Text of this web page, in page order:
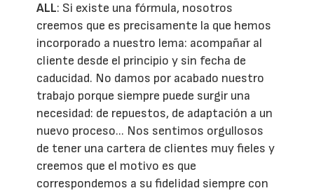
ALL: Si existe una fórmula, nosotros
creemos que es precisamente la que hemos
incorporado a nuestro lema: acompañar al
cliente desde el principio y sin fecha de
caducidad. No damos por acabado nuestro
trabajo porque siempre puede surgir una
necesidad: de repuestos, de adaptación a un
nuevo proceso... Nos sentimos orgullosos
de tener una cartera de clientes muy fieles y
creemos que el motivo es que
correspondemos a su fidelidad siempre con